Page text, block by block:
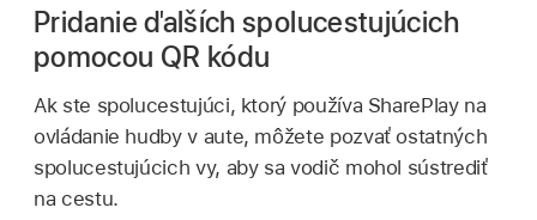
Pridanie ďalších spolucestujúcich
pomocou QR kódu
Ak ste spolucestujúci, ktorý používa SharePlay na
ovládanie hudby v aute, môžete pozvať ostatných
spolucestujúcich vy, aby sa vodič mohol sústrediť
na cestu.